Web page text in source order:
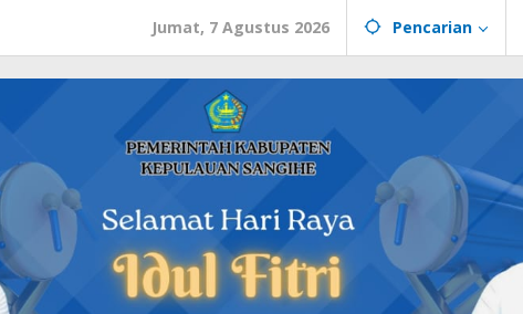
Jumat, 7 Agustus 2026 Pencarian